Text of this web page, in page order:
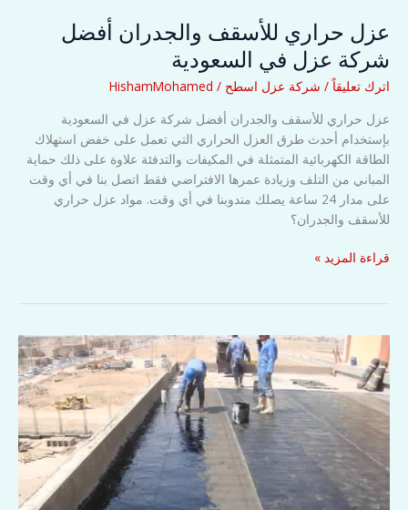
عزل حراري للأسقف والجدران أفضل
شركة عزل في السعودية
اترك تعليقاً / شركة عزل اسطح /
HishamMohamed
عزل حراري للأسقف والجدران أفضل شركة عزل في السعودية
بإستخدام أحدث طرق العزل الحراري التي تعمل على خفض استهلاك
الطاقة الكهربائية المتمثلة في المكيفات والتدفئة علاوة على ذلك حماية
المباني من التلف وزيادة عمرها الافتراضي فقط اتصل بنا في أي وقت
على مدار 24 ساعة يصلك مندوبنا في أي وقت. مواد عزل حراري
للأسقف والجدران؟
عزل
أفضل
شركة
عزل
في
السعودية
قراءة المزيد »